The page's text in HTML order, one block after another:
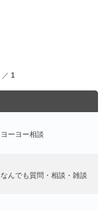
／ 1
ヨーヨー相談
なんでも質問・相談・雑談